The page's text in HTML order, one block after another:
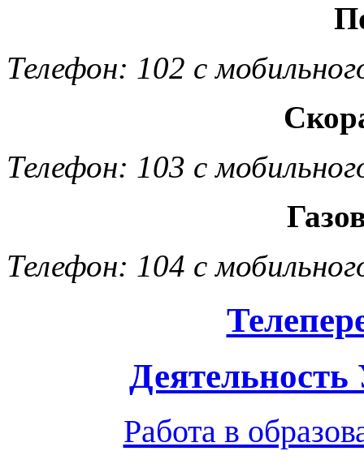
Телефон: 102 с
Телефон: 103 с
Телефон: 104 с
Работа в